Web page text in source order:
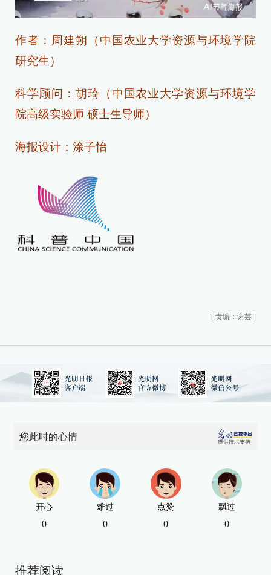
作者： 周建朔 （ 中国农业大学资源与环境学院
研究生）
科学顾问：胡琦（中国农业大学资源与环境学
院高级实验师 硕士生导师）
海报设计：涂子怡
[ 责编：谢芸 ]
您此时的心情
开心
0
难过
0
点赞
0
飘过
0
推荐阅读